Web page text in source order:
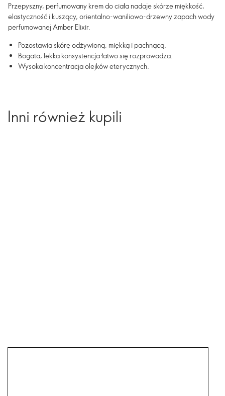
Przepyszny, perfumowany krem do ciała nadaje skórze miękkość,
elastyczność i kuszący, orientalno-waniliowo-drzewny zapach wody
perfumowanej Amber Elixir.
Pozostawia skórę odżywioną, miękką i pachnącą.
Bogata, lekka konsystencja łatwo się rozprowadza.
Wysoka koncentracja olejków eterycznych.
Inni również kupili